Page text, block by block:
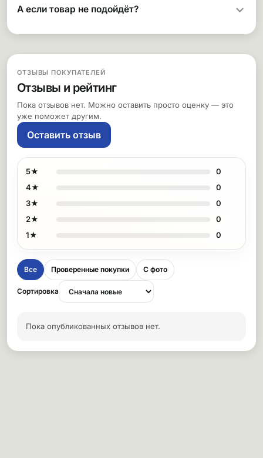
А если товар не подойдёт?
ОТЗЫВЫ ПОКУПАТЕЛЕЙ
Отзывы и рейтинг
Пока отзывов нет. Можно оставить просто оценку — это
уже поможет другим.
Оставить отзыв
5★
0
4★
0
3★
0
2★
0
1★
0
Все Проверенные покупки С фото
Сортировка
Пока опубликованных отзывов нет.